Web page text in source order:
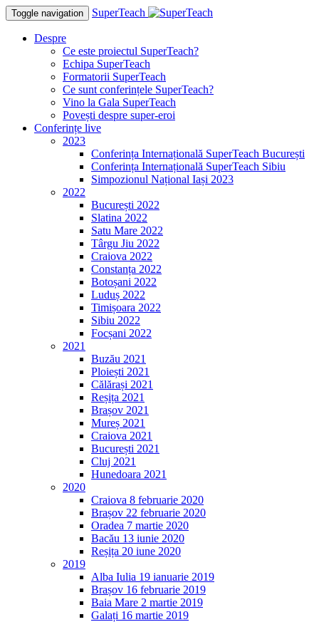
Toggle navigation SuperTeach
Despre
Ce este proiectul SuperTeach?
Echipa SuperTeach
Formatorii SuperTeach
Ce sunt conferințele SuperTeach?
Vino la Gala SuperTeach
Povești despre super-eroi
Conferințe live
2023
Conferința Internațională SuperTeach București
Conferința Internațională SuperTeach Sibiu
Simpozionul Național Iași 2023
2022
București 2022
Slatina 2022
Satu Mare 2022
Târgu Jiu 2022
Craiova 2022
Constanța 2022
Botoșani 2022
Luduș 2022
Timișoara 2022
Sibiu 2022
Focșani 2022
2021
Buzău 2021
Ploiești 2021
Călărași 2021
Reșița 2021
Brașov 2021
Mureș 2021
Craiova 2021
București 2021
Cluj 2021
Hunedoara 2021
2020
Craiova 8 februarie 2020
Brașov 22 februarie 2020
Oradea 7 martie 2020
Bacău 13 iunie 2020
Reșița 20 iune 2020
2019
Alba Iulia 19 ianuarie 2019
Brașov 16 februarie 2019
Baia Mare 2 martie 2019
Galați 16 martie 2019